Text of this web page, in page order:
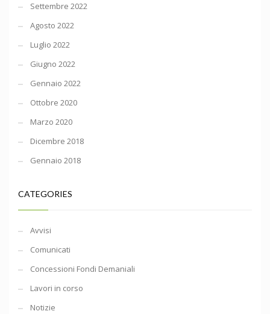
Settembre 2022
Agosto 2022
Luglio 2022
Giugno 2022
Gennaio 2022
Ottobre 2020
Marzo 2020
Dicembre 2018
Gennaio 2018
CATEGORIES
Avvisi
Comunicati
Concessioni Fondi Demaniali
Lavori in corso
Notizie